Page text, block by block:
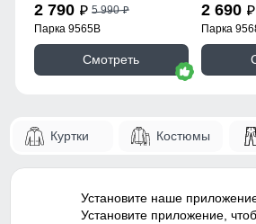
2 790 p 5 990p
Парка 9565B
Смотреть
2 690 p
Парка
Куртки Костюмы
Установите наше
Установите приложение,